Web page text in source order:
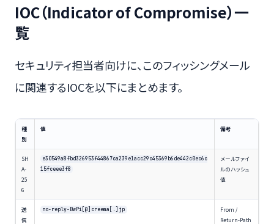
IOC（Indicator of Compromise）一
覧
セキュリティ担当者向けに、このフィッシングメール
に関連するIOCを以下にまとめます。
種
別
値 備考
SH
A-
25
6
e30549a8fbd326953f44867ca239e1acc29c45369b6de442c0ec6c
15fceee3f8
メールファイ
ルのハッシュ
値
送
信
no-reply-BwPi[@]creema[.]jp
From /
Return-Path